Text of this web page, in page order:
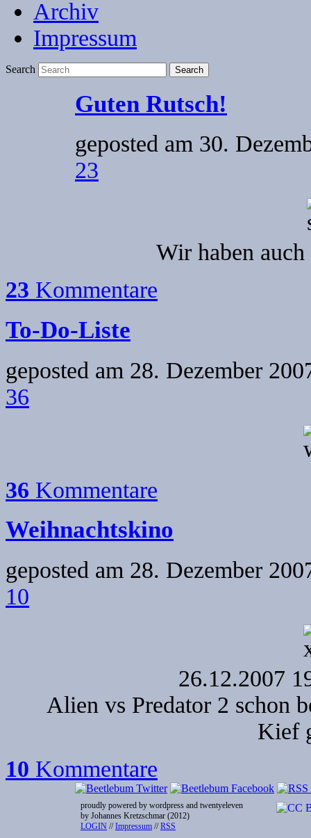
Archiv
Impressum
Search
Guten Rutsch!
geposted am 30.
23
Wir haben
23 Kommentare
To-Do-Liste
geposted am 28. Dezember
36
36 Kommentare
Weihnachtskino
geposted am 28. Dezember
10
26.12.2007
Alien vs Predator 2 schon
Kief
10 Kommentare
proudly powered by wordpress and twentyeleven
by Johannes Kretzschmar (2012)
LOGIN //Impressum //RSS